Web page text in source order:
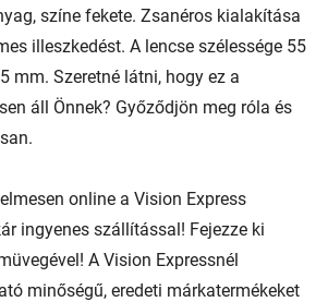
színe fekete. Zsanéros kialakítása
illeszkedést. A lencse szélessége 55
mm. Szeretné látni, hogy ez a
áll Önnek? Győződjön meg róla és
online a Vision Express
ingyenes szállítással! Fejezze ki
A Vision Expressnél
minőségű, eredeti márkatermékeket